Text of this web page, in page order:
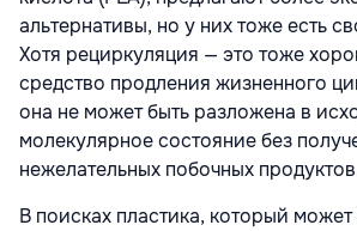
альтернативы, но у них тоже есть
Хотя рециркуляция — это тоже
средство продления жизненного
она не может быть разложена в
молекулярное состояние без
нежелательных побочных
В поисках пластика, который